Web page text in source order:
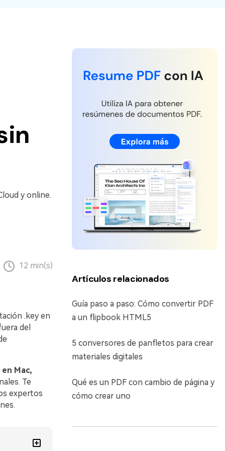
y online.
12 min(s)
.key en
del
Mac,
Te
expertos
Artículos relacionados
Guía paso a paso: Cómo convertir PDF
a un flipbook HTML5
5 conversores de panfletos para crear
materiales digitales
Qué es un PDF con cambio de página y
cómo crear uno